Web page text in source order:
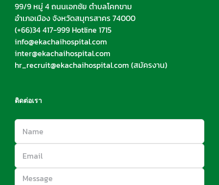
99/9 หมู่ 4 ถนนเอกชัย ตำบลโคกขาม
อำเภอเมือง จังหวัดสมุทรสาคร 74000
(+66)34 417-999 Hotline 1715
info@ekachaihospital.com
inter@ekachaihospital.com
hr_recruit@ekachaihospital.com (สมัครงาน)
ติดต่อเรา